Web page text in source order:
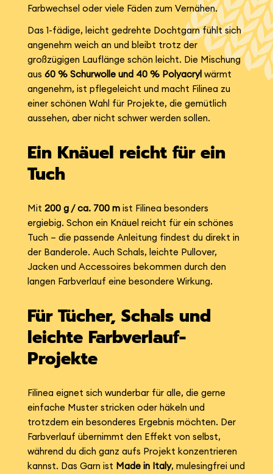
Farbwechsel oder viele Fäden zum Vernähen.
Das 1-fädige, leicht gedrehte Dochtgarn fühlt sich
angenehm weich an und bleibt trotz der
großzügigen Lauflänge schön leicht. Die Mischung
aus 60 % Schurwolle und 40 % Polyacrylwärmt
angenehm, ist pflegeleicht und macht Filinea zu
einer schönen Wahl für Projekte, die gemütlich
aussehen, aber nicht schwer werden sollen.
Ein Knäuel reicht für ein
Tuch
Mit 200 g / ca. 700 mist Filinea besonders
ergiebig. Schon ein Knäuel reicht für ein schönes
Tuch – die passende Anleitung findest du direkt in
der Banderole. Auch Schals, leichte Pullover,
Jacken und Accessoires bekommen durch den
langen Farbverlauf eine besondere Wirkung.
Für Tücher, Schals und
leichte Farbverlauf-
Projekte
Filinea eignet sich wunderbar für alle, die gerne
einfache Muster stricken oder häkeln und
trotzdem ein besonderes Ergebnis möchten. Der
Farbverlauf übernimmt den Effekt von selbst,
während du dich ganz aufs Projekt konzentrieren
kannst. Das Garn ist Made in Italy, mulesingfrei und